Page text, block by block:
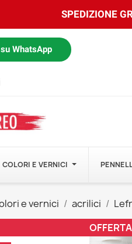
SPEDIZIONE
WhatsApp
COLORI E VERNICI
e vernici acrilici
OFFERTA